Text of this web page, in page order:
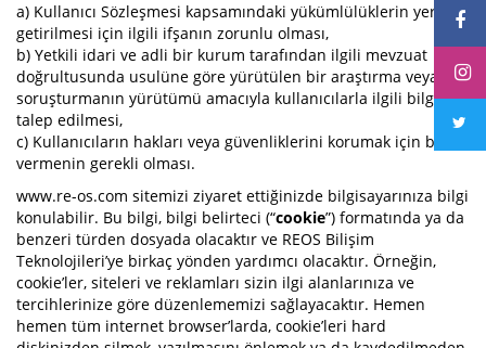
a) Kullanıcı Sözleşmesi kapsamındaki yükümlülüklerin yerine
getirilmesi için ilgili ifşanın zorunlu olması,
b) Yetkili idari ve adli bir kurum tarafından ilgili mevzuat
doğrultusunda usulüne göre yürütülen bir araştırma veya
soruşturmanın yürütümü amacıyla kullanıcılarla ilgili bilgi
talep edilmesi,
c) Kullanıcıların hakları veya güvenliklerini korumak için bilgi
vermenin gerekli olması.
www.re-os.com sitemizi ziyaret ettiğinizde bilgisayarınıza bilgi
konulabilir. Bu bilgi, bilgi belirteci (“cookie”) formatında ya da
benzeri türden dosyada olacaktır ve REOS Bilişim
Teknolojileri’ye birkaç yönden yardımcı olacaktır. Örneğin,
cookie’ler, siteleri ve reklamları sizin ilgi alanlarınıza ve
tercihlerinize göre düzenlememizi sağlayacaktır. Hemen
hemen tüm internet browser’larda, cookie’leri hard